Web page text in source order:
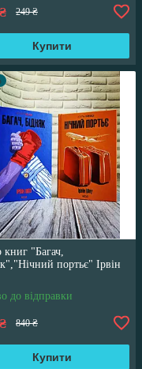
₴ 249 ₴
Купити
книг "Багач,
портьє" Ірвін
до відправки
₴ 840 ₴
Купити